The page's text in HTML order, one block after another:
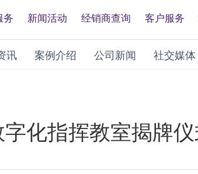
务 新闻活动 经销商查询 客户服务
讯 案例介绍 公司新闻 社交媒体
化指挥教室揭牌